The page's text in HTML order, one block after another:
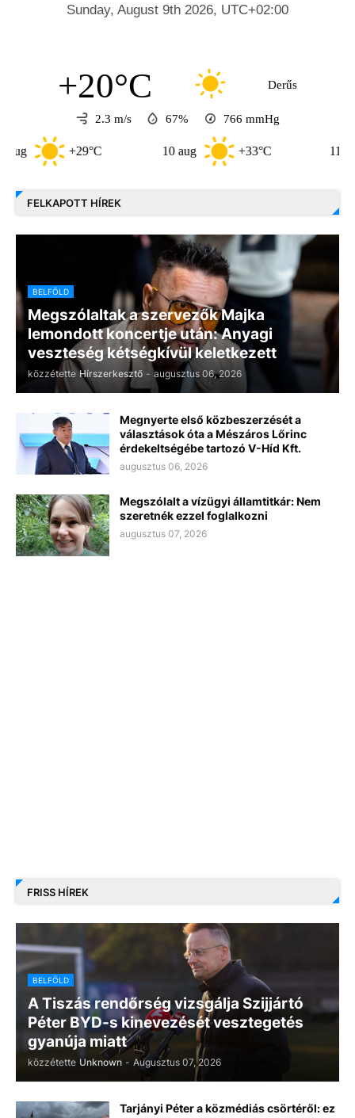
+20°C Derűs
2.3 m/s 67% 766 mmHg
+29°C +33°C
FELKAPOTT HÍREK
BELFÖLD
Megszólaltak a szervezők Majka
lemondott koncertje után: Anyagi
veszteség kétségkívül keletkezett
közzétette Hírszerkesztő - augusztus 06, 2026
Megnyerte első közbeszerzését a
választások óta a Mészáros Lőrinc
érdekeltségébe tartozó V-Híd Kft.
augusztus 06, 2026
Megszólalt a vízügyi államtitkár: Nem
szeretnék ezzel foglalkozni
augusztus 07, 2026
FRISS HÍREK
BELFÖLD
A Tiszás rendőrség vizsgálja Szijjártó
Péter BYD-s kinevezését vesztegetés
gyanúja miatt
közzétette Unknown - Augusztus 07, 2026
Tarjányi Péter a közmédiás csörtéről: ez